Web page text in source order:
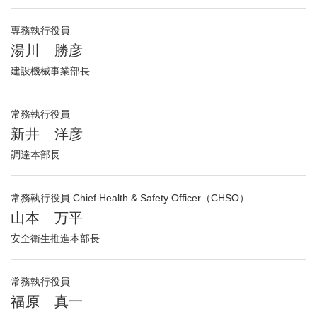
専務執行役員
湯川 勝彦
建設機械事業部長
常務執行役員
新井 洋彦
調達本部長
常務執行役員 Chief Health & Safety Officer（CHSO）
山本 万平
安全衛生推進本部長
常務執行役員
福原 真一